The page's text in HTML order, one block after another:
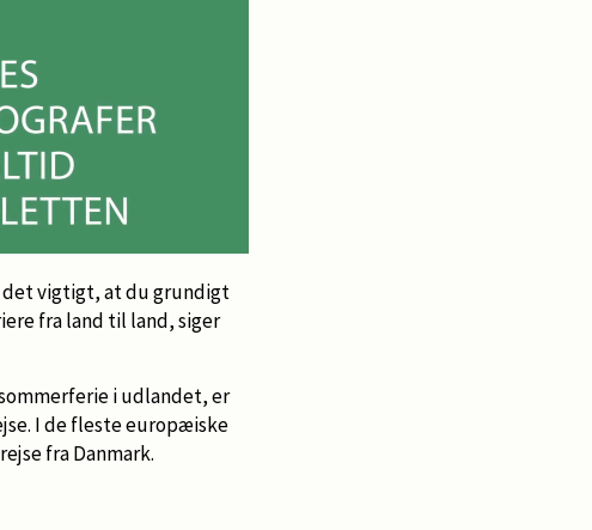
det vigtigt, at du grundigt
fra land til land, siger
i udlandet, er
I de fleste europæiske
fra Danmark.